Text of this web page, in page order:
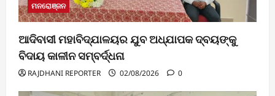
ମନରୋଞ୍ଜନ
ଆଦିବାସୀ ମହାବିଦ୍ଯାଳୟର ଯୁବ ଅଧ୍ଯାପକ ଦ୍ବୟଙ୍କୁ
ବିଦାୟ କାଳୀନ ସମ୍ବର୍ଦ୍ଧନା
RAJDHANI REPORTER 02/08/2026 0